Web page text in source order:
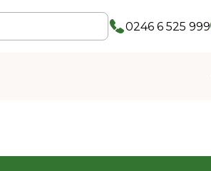
0246 6 525 999